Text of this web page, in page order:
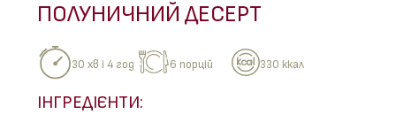
ПОЛУНИЧНИЙ ДЕСЕРТ
ІНГРЕДІЄНТИ:
30 хв і 4 год 6 порцій 330 ккал